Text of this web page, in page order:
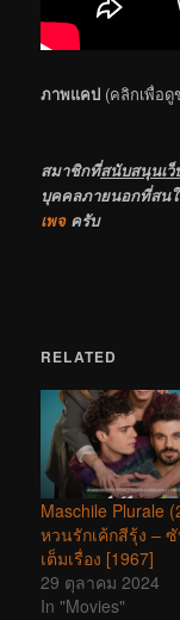
ภาพแคป (คลิกเพื่อดู
สมาชิกที่สนับสนุนเว็
บุคคลภายนอกที่สน
เพจครับ
RELATED
Maschile Plurale
หวนรักเค้กสีรุ้ง –
เต็มเรื่อง [1967]
29 ตุลาคม 2024
In "Movies"